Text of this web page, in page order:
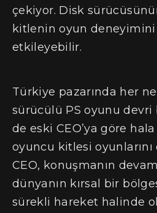
çekiyor. Disk
kitlenin oyun
etkileyebilir.
Türkiye pazarında her
sürücülü PS oyunu
de eski CEO’ya göre hala
oyuncu kitlesi
CEO, konuşmanın
dünyanın kırsal bir
sürekli hareket halinde